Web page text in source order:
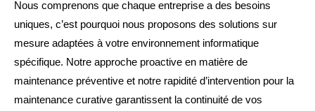
Nous comprenons que chaque entreprise a des besoins
uniques, c’est pourquoi nous proposons des solutions sur
mesure adaptées à votre environnement informatique
spécifique. Notre approche proactive en matière de
maintenance préventive et notre rapidité d’intervention pour la
maintenance curative garantissent la continuité de vos